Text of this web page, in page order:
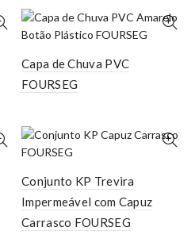
Capa de Chuva PVC
FOURSEG
Conjunto KP Trevira
Impermeável com Capuz
Carrasco FOURSEG